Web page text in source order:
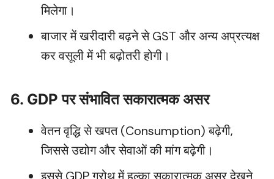
मिलेगा।
बाजार में खरीदारी बढ़ने से GST और अन्य अप्रत्यक्ष
कर वसूली में भी बढ़ोतरी होगी।
6. GDP पर संभावित सकारात्मक असर
वेतन वृद्धि से खपत (Consumption) बढ़ेगी,
जिससे उद्योग और सेवाओं की मांग बढ़ेगी।